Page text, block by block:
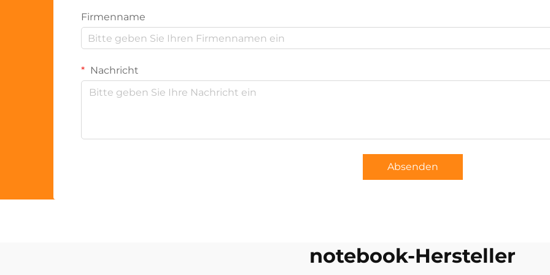
Firmenname
Nachricht
Absenden
notebook-Hersteller